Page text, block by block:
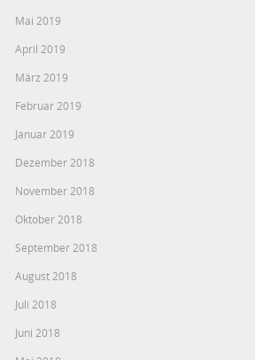
Mai 2019
April 2019
März 2019
Februar 2019
Januar 2019
Dezember 2018
November 2018
Oktober 2018
September 2018
August 2018
Juli 2018
Juni 2018